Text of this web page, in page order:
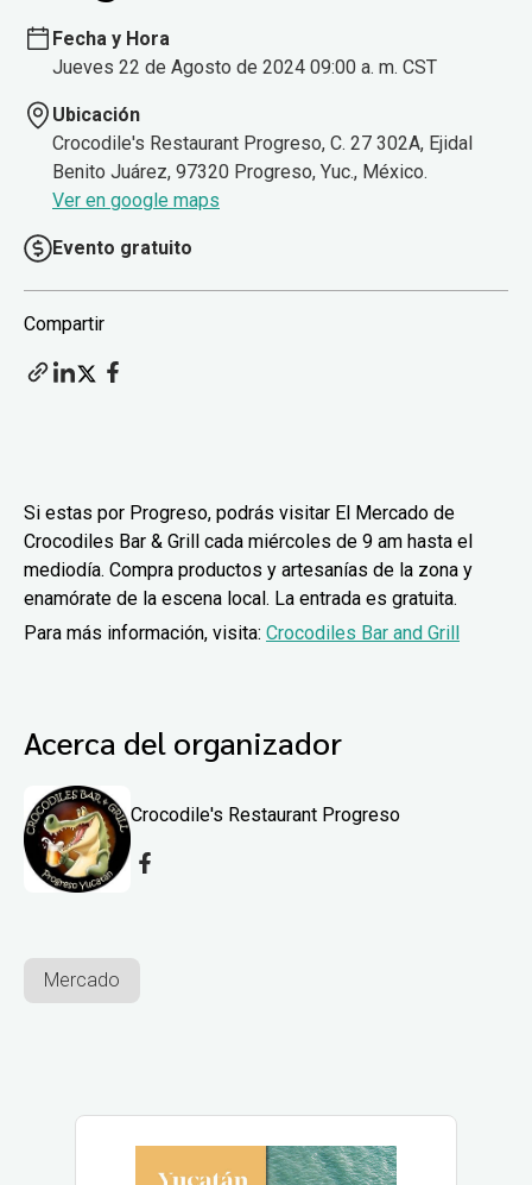
Fecha y Hora
Jueves 22 de Agosto de 2024 09:00 a. m. CST
Ubicación
Crocodile's Restaurant Progreso, C. 27 302A, Ejidal
Benito Juárez, 97320 Progreso, Yuc., México.
Ver en google maps
Evento gratuito
Compartir
Si estas por Progreso, podrás visitar El Mercado de
Crocodiles Bar & Grill cada miércoles de 9 am hasta el
mediodía. Compra productos y artesanías de la zona y
enamórate de la escena local. La entrada es gratuita.
Para más información, visita: Crocodiles Bar and Grill
Acerca del organizador
Crocodile's Restaurant Progreso
Mercado